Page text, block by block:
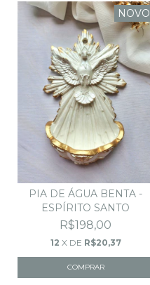
NOVO
PIA DE ÁGUA BENTA -
ESPÍRITO SANTO
R$198,00
12 X DE R$20,37